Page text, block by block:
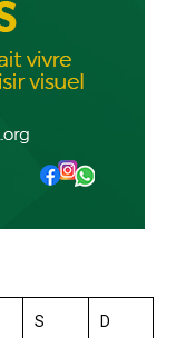
S D